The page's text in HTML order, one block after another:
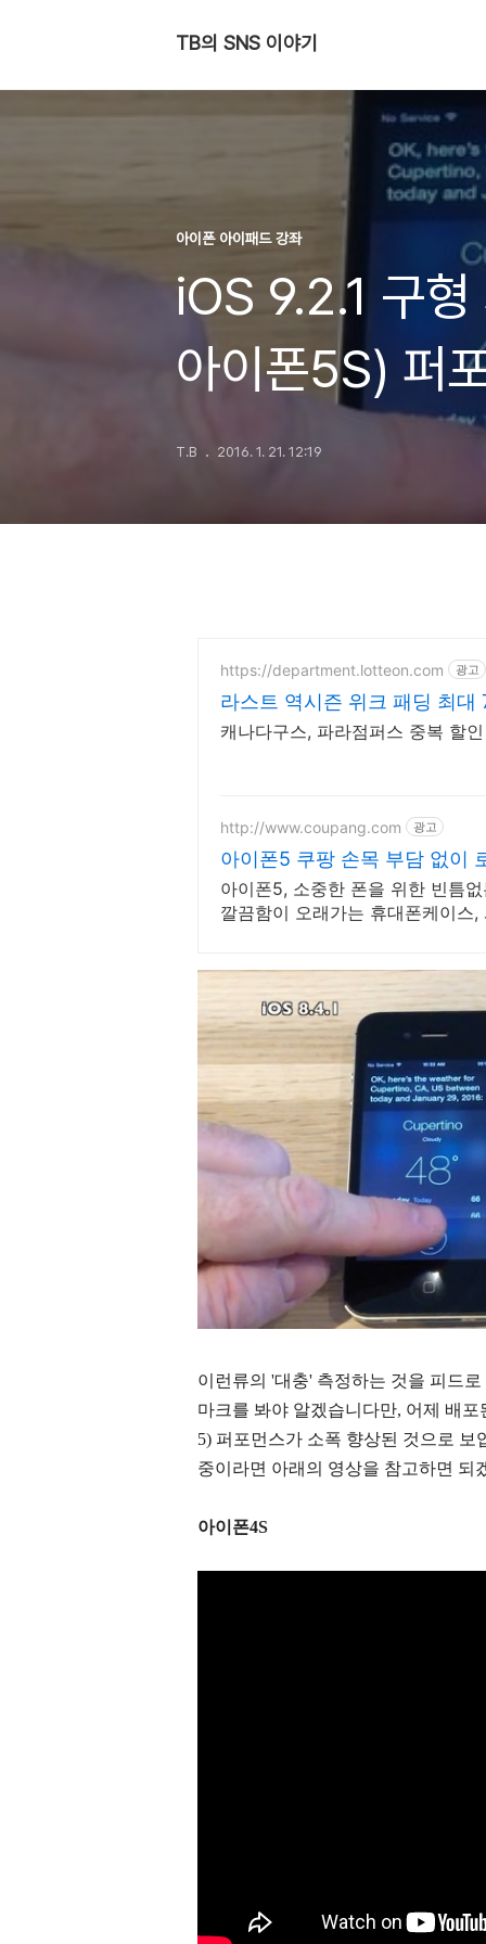
TB의 SNS 이야기
아이폰 아이패드 강좌
iOS 9.2.1 구
아이폰5S) 퍼
T.B 2016. 1. 21. 12:19
https://department.lotteon.com 광고
라스트 역시즌 위크 패딩 최대
캐나다구스, 파라점퍼스 중복 할
http://www.coupang.com 광고
아이폰5 쿠팡 손목 부담 없이
아이폰5, 소중한 폰을 위한 빈틈
깔끔함이 오래가는 휴대폰케이스
이런류의 '대충' 측정하는 것을 피드
마크를 봐야 알겠습니다만, 어제 배포
5) 퍼포먼스가 소폭 향상된 것으로 보
중이라면 아래의 영상을 참고하면 되
아이폰4S